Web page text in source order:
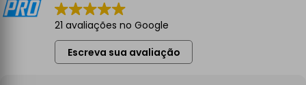
21 avaliações no Google
Escreva sua avaliação